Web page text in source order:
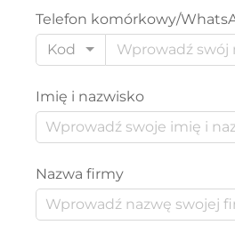
Telefon komórkowy/
Kod
Imię i nazwisko
Nazwa firmy